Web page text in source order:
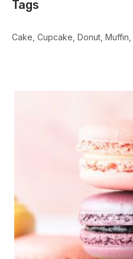
Tags
Cake Cupcake Donut Muffin